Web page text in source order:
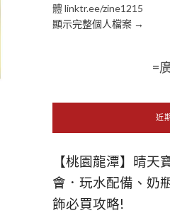
體 linktr.ee/zine1215
顯示完整個人檔案 →
=
近
【桃園龍潭】晴天
會．玩水配備、奶
飾必買攻略!